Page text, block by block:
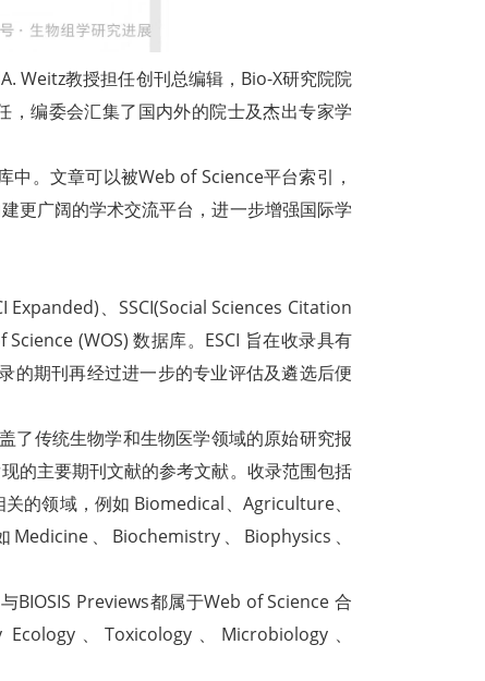
Weitz教授担任创刊总编辑，Bio-X研究院院
编委会汇集了国内外的院士及杰出专家学
。文章可以被Web of Science平台索引，
更广阔的学术交流平台，进一步增强国际学
Expanded)、SSCI(Social Sciences Citation
(WOS) 数据库。ESCI 旨在收录具有
的期刊再经过进一步的专业评估及遴选后便
了传统生物学和生物医学领域的原始研究报
的主要期刊文献的参考文献。收录范围包括
的领域，例如 Biomedical、Agriculture、
、Biochemistry、Biophysics、
Previews都属于Web of Science 合
、Toxicology、Microbiology、